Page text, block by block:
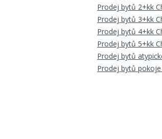
Prodej bytů 2+kk
Prodej bytů 3+kk
Prodej bytů 4+kk
Prodej bytů 5+kk
Prodej bytů
Prodej bytů